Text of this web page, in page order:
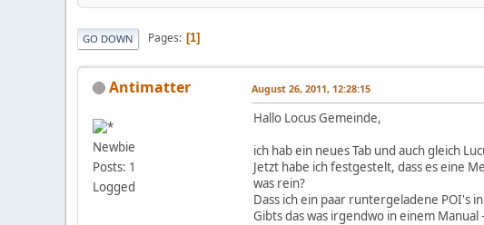
GO DOWN Pages 1
Antimatter
Newbie
Posts: 1
Logged
August 26, 2011, 12:28:15
Hallo Locus Gemeinde,
ich hab ein neues Tab und auch gleich
Jetzt habe ich festgestelt, dass es eine
was rein?
Dass ich ein paar runtergeladene POI's
Gibts das was irgendwo in einem Manual